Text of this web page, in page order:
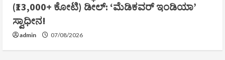
(₹13,000+ ಕೋಟಿ) ಡೀಲ್: ‘ಮೆಡಿಕವರ್ ಇಂಡಿಯಾ’
ಸ್ವಾಧೀನ!
admin 07/08/2026